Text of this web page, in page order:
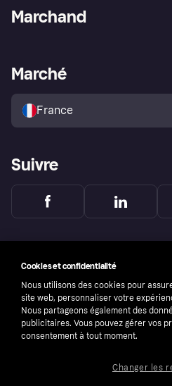
Explorez les magasins
Politique de protection de
l’acheteur Klarna
Marchand
Portail Marchand
Marché
France
Suivre
Cookies et confidentialité
Nous utilisons des cookies pour
site web, personnaliser votre
Nous partageons également des
publicitaires. Vous pouvez gérer vos
consentement à tout moment.
Changer les